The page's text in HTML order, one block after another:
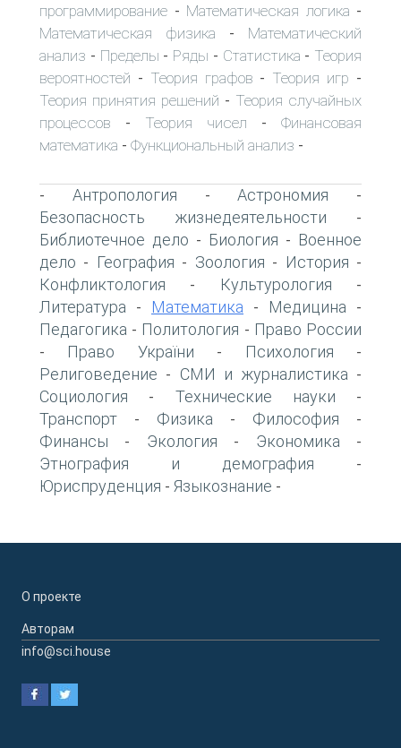
программирование - Математическая логика -
Математическая физика - Математический
анализ - Пределы - Ряды - Статистика - Теория
вероятностей - Теория графов - Теория игр -
Теория принятия решений - Теория случайных
процессов - Теория чисел - Финансовая
математика - Функциональный анализ -
- Антропология -Астрономия -
Безопасность жизнедеятельности -
Библиотечное дело - Биология - Военное
дело - География - Зоология - История -
Конфликтология - Культурология -
Литература - Математика - Медицина -
Педагогика - Политология - Право России
- Право України - Психология -
Религоведение - СМИ и журналистика -
Социология - Технические науки -
Транспорт - Физика - Философия -
Финансы - Экология - Экономика -
Этнография и демография -
Юриспруденция - Языкознание -
О проекте
Авторам
info@sci.house